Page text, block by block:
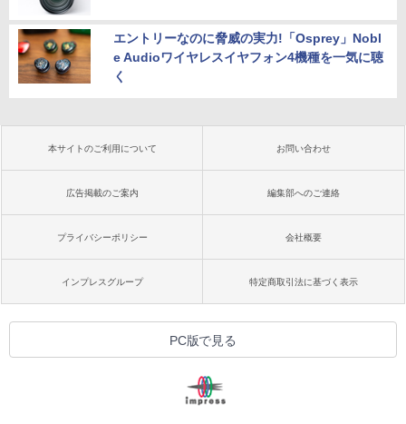
エントリーなのに脅威の実力!「Osprey」Nobl
e Audioワイヤレスイヤフォン4機種を一気に聴
く
本サイトのご利用について お問い合わせ
広告掲載のご案内 編集部へのご連絡
プライバシーポリシー 会社概要
インプレスグループ 特定商取引法に基づく表示
PC版で見る